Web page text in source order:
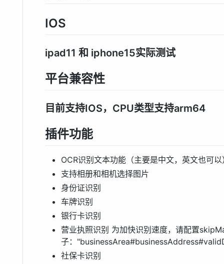
IOS
ipad11 和 iphone15实际测试
平台兼容性
目前支持IOS，CPU类型支持arm64
插件功能
OCR识别文本功能（主要是中文，英文也可以
支持相册和相机选择图片
身份证识别
车牌识别
银行卡识别
营业执照识别 为加快识别速度，请配置
子：
社保卡识别